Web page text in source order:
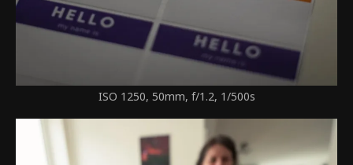
ISO 1250, 50mm, f/1.2, 1/500s